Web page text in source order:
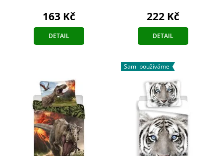
163 Kč
DETAIL
222 Kč
DETAIL
Sami používáme